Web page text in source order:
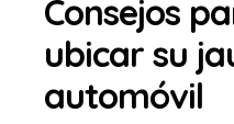
Consejos
ubicar su
automóvil